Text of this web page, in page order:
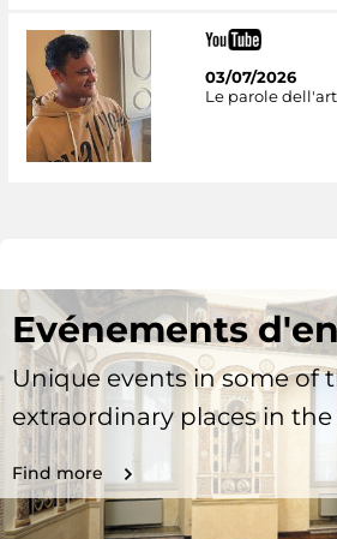
03/07/2026
Le parole
Evénements
Unique events in some of
extraordinary places in
Find more